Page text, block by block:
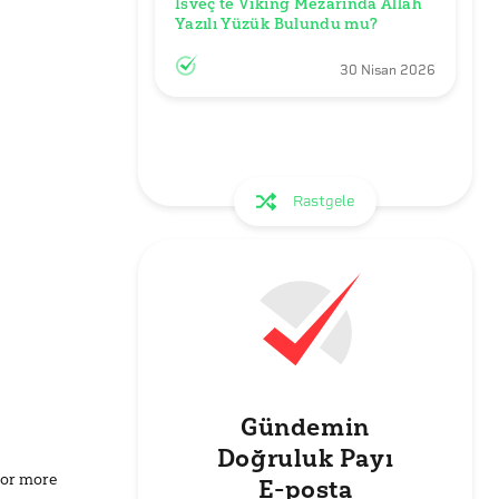
more
Yazılı Yüzük Bulundu mu?
30 Nisan 2026
Rastgele
Gündemin
Doğruluk Payı
E-posta